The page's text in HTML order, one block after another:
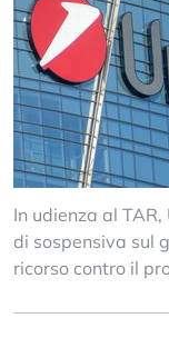
In udienza al
di sospensiva sul
ricorso contro il